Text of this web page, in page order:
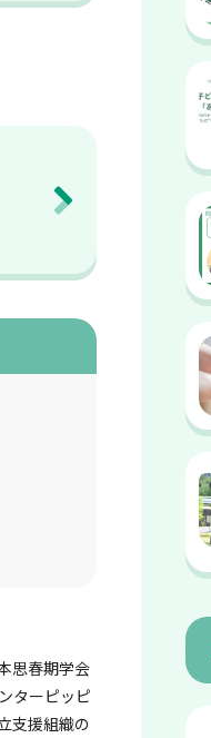
思春期学会
ターピッピ
支援組織の